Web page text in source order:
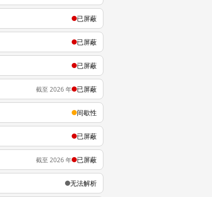
已屏蔽
已屏蔽
已屏蔽
截至 2026 年 已屏蔽
间歇性
已屏蔽
截至 2026 年 已屏蔽
无法解析